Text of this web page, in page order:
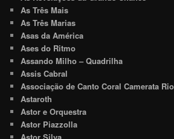
As Três Mais
As Três Marias
Asas da América
Ases do Ritmo
Assando Milho – Quadrilha
Assis Cabral
Associação de Canto Coral Camerata
Astaroth
Astor e Orquestra
Astor Piazzolla